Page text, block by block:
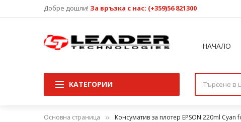
Добре дошли! За връзка с нас: (+359)56 821300
НАЧАЛО
КАТЕГОРИИ
Основна страница Консуматив за плотер EPSON 220ml